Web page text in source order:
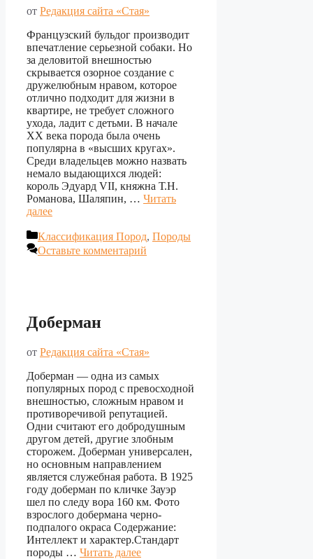
от Редакция сайта «Стая»
Французский бульдог производит
впечатление серьезной собаки. Но
за деловитой внешностью
скрывается озорное создание с
дружелюбным нравом, которое
отлично подходит для жизни в
квартире, не требует сложного
ухода, ладит с детьми. В начале
XX века порода была очень
популярна в «высших кругах».
Среди владельцев можно назвать
немало выдающихся людей:
король Эдуард VII, княжна Т.Н.
Романова, Шаляпин, … Читать
далее
Рубрики
Классификация Пород, Породы
Оставьте комментарий
Доберман
от Редакция сайта «Стая»
Доберман — одна из самых
популярных пород с превосходной
внешностью, сложным нравом и
противоречивой репутацией.
Одни считают его добродушным
другом детей, другие злобным
сторожем. Доберман универсален,
но основным направлением
является служебная работа. В 1925
году доберман по кличке Зауэр
шел по следу вора 160 км. Фото
взрослого добермана черно-
подпалого окраса Содержание:
Интеллект и характер.Стандарт
породы … Читать далее